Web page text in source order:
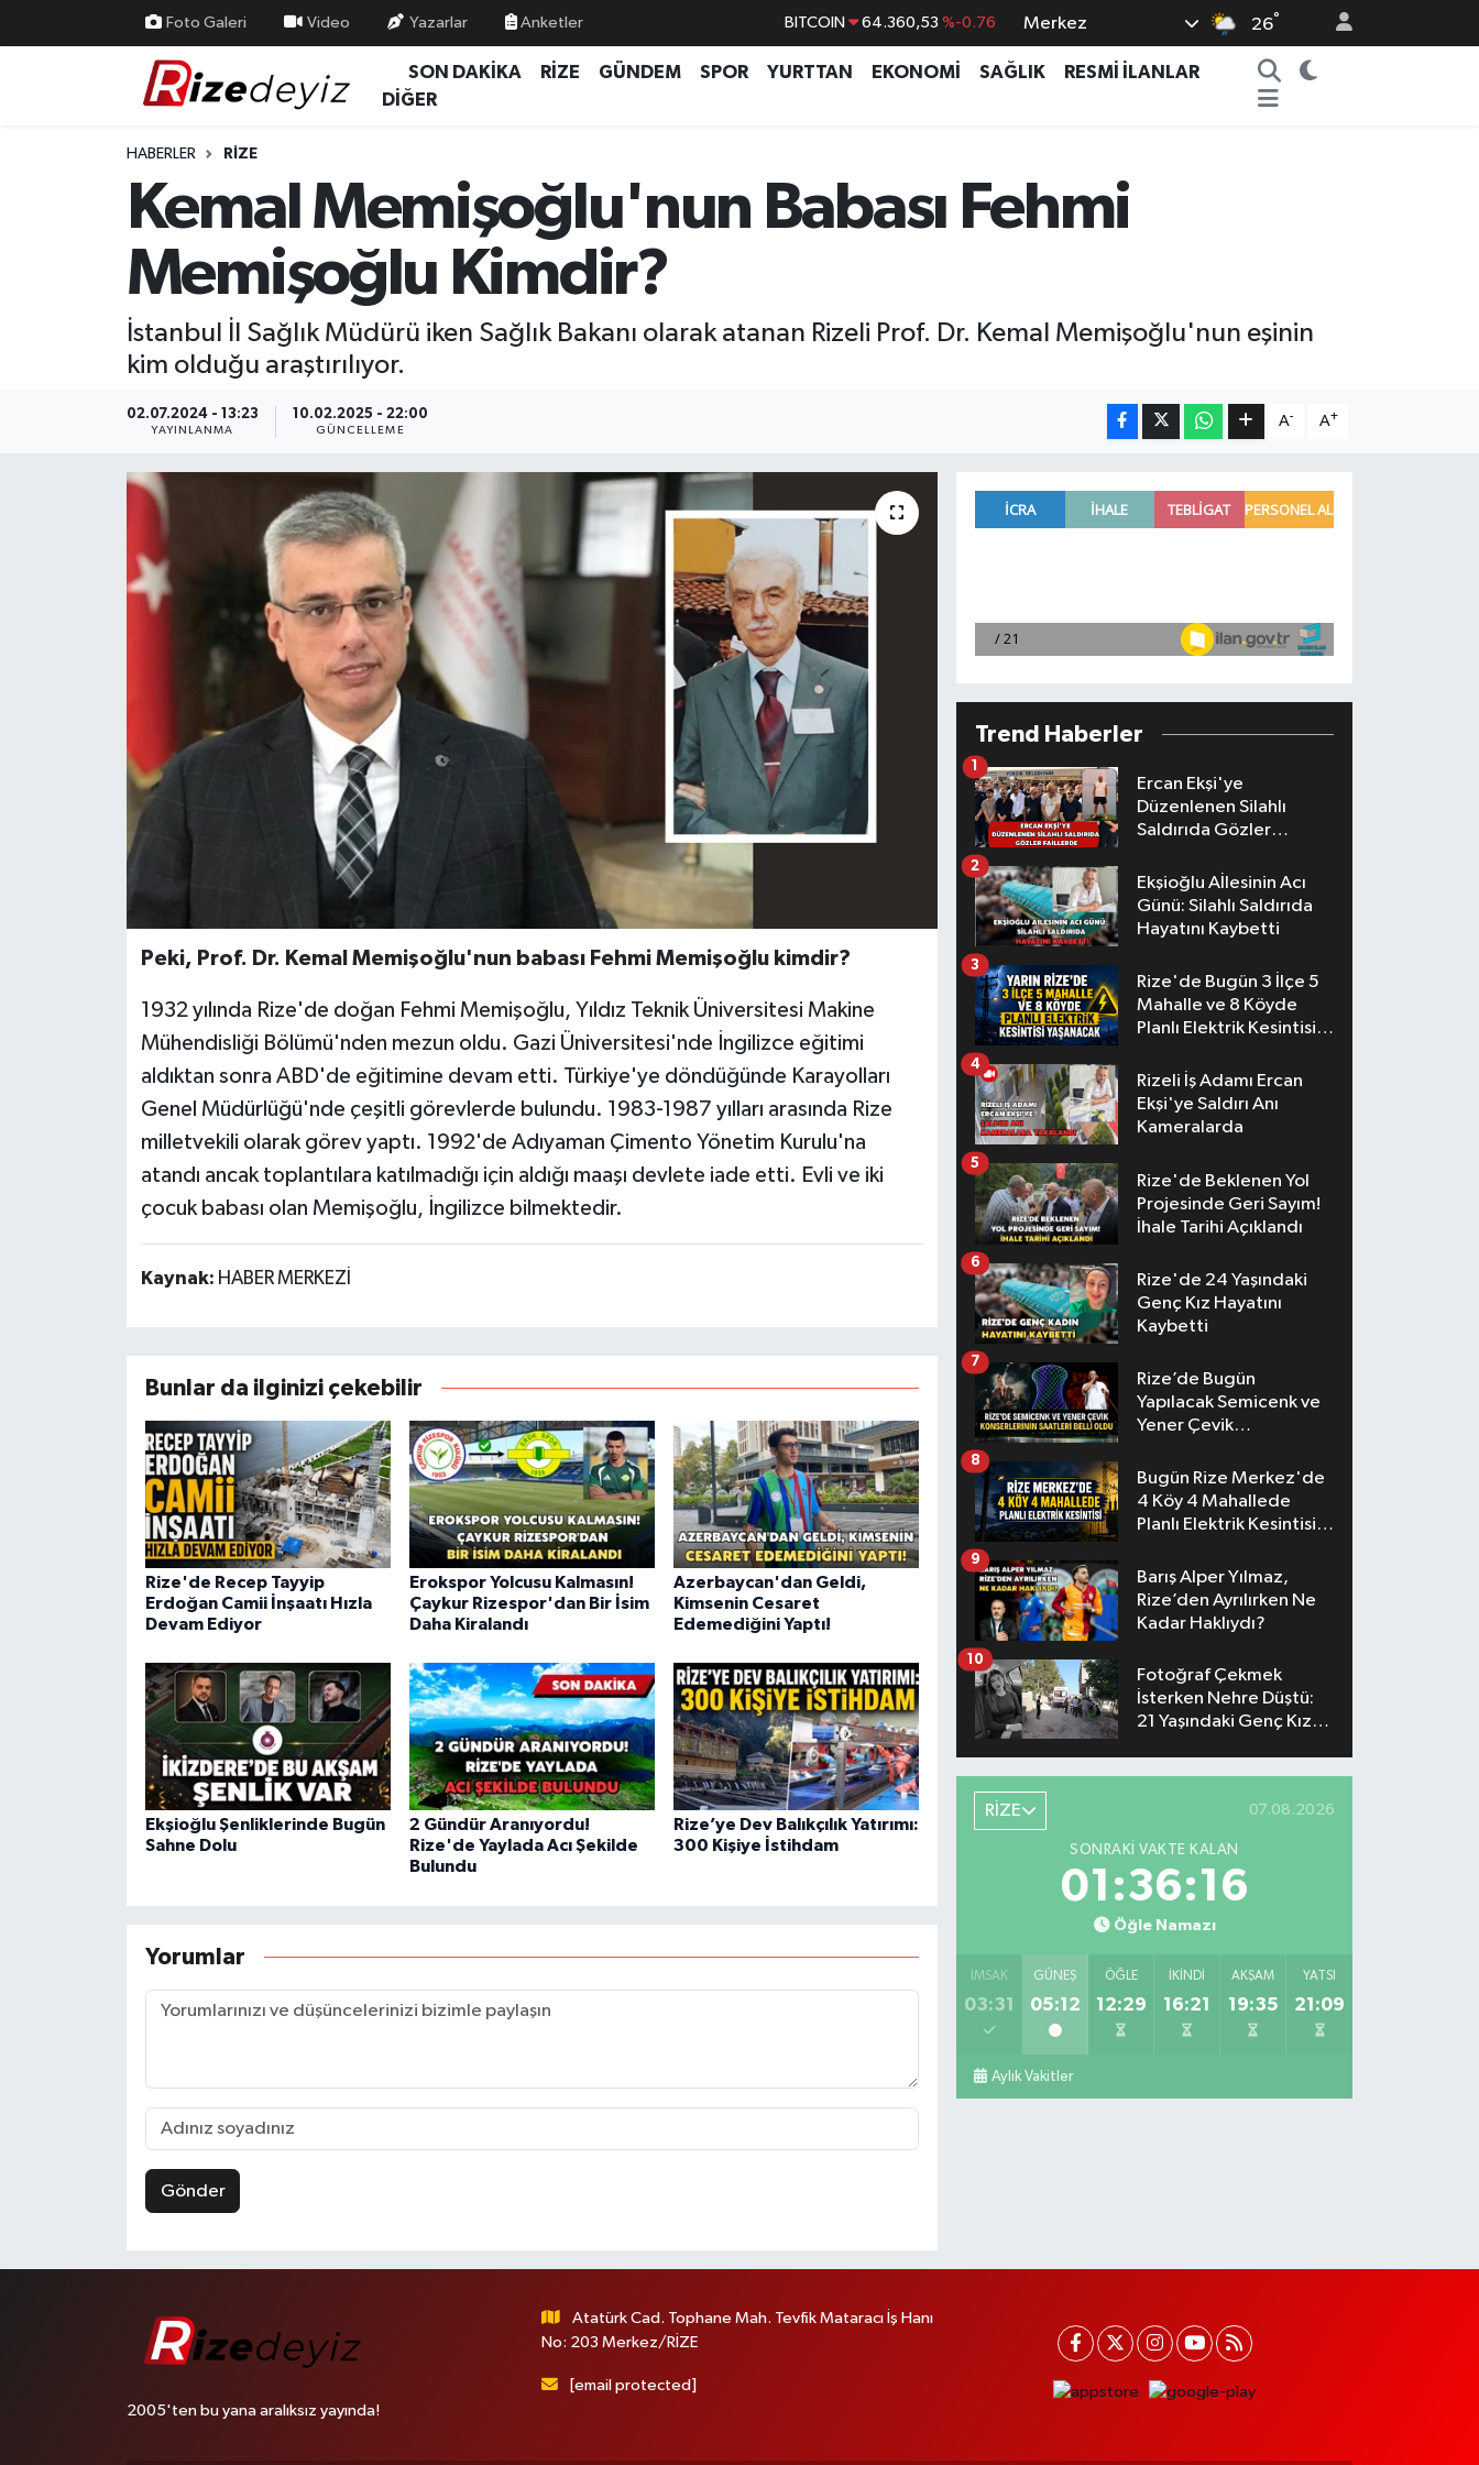
Foto Galeri Video Yazarlar Anketler BITCOIN 64.360,53 %-0.76
DOLAR 47,7069 %0.17
GRAM ALTIN %1.44
BİST100 13.887 %64
Merkez 26°
SON DAKİKA RİZE GÜNDEM SPOR YURTTAN EKONOMİ SAĞLIK
RESMİ İLANLAR
DİĞER
HABERLER RIZE
Kemal Memişoğlu'nun Babası Fehmi
Memişoğlu Kimdir?
İstanbul İl Sağlık Müdürü iken Sağlık Bakanı olarak atanan Rizeli Prof. Dr. Kemal Memişoğlu'nun eşinin
kim olduğu araştırılıyor.
02.07.2024 - 13:23
YAYINLANMA
10.02.2025 - 22:00
GÜNCELLEME
A- A+
Peki, Prof. Dr. Kemal Memişoğlu'nun babası Fehmi Memişoğlu kimdir?
1932 yılında Rize'de doğan Fehmi Memişoğlu, Yıldız Teknik Üniversitesi Makine
Mühendisliği Bölümü'nden mezun oldu. Gazi Üniversitesi'nde İngilizce eğitimi
aldıktan sonra ABD'de eğitimine devam etti. Türkiye'ye döndüğünde Karayolları
Genel Müdürlüğü'nde çeşitli görevlerde bulundu. 1983-1987 yılları arasında Rize
milletvekili olarak görev yaptı. 1992'de Adıyaman Çimento Yönetim Kurulu'na
atandı ancak toplantılara katılmadığı için aldığı maaşı devlete iade etti. Evli ve iki
çocuk babası olan Memişoğlu, İngilizce bilmektedir.
Kaynak: HABER MERKEZİ
Bunlar da ilginizi çekebilir
Rize'de Recep Tayyip
Erdoğan Camii İnşaatı Hızla
Devam Ediyor
Erokspor Yolcusu Kalmasın!
Çaykur Rizespor'dan Bir İsim
Daha Kiralandı
Azerbaycan'dan Geldi,
Kimsenin Cesaret
Edemediğini Yaptı!
Ekşioğlu Şenliklerinde Bugün
Sahne Dolu
2 Gündür Aranıyordu!
Rize'de Yaylada Acı Şekilde
Bulundu
Rize’ye Dev Balıkçılık Yatırımı:
300 Kişiye İstihdam
Yorumlar
Gönder
Trend Haberler
Ercan Ekşi'ye
Düzenlenen Silahlı
Saldırıda Gözler
1
Ekşioğlu Aİlesinin Acı
Günü: Silahlı Saldırıda
Hayatını Kaybetti
2
Rize'de Bugün 3 İlçe 5
Mahalle ve 8 Köyde
Planlı Elektrik Kesintisi
3
Rizeli İş Adamı Ercan
Ekşi'ye Saldırı Anı
Kameralarda
4
Rize'de Beklenen Yol
Projesinde Geri Sayım!
İhale Tarihi Açıklandı
5
Rize'de 24 Yaşındaki
Genç Kız Hayatını
Kaybetti
6
Rize’de Bugün
Yapılacak Semicenk ve
Yener Çevik
Belli Oldu
7
Bugün Rize Merkez'de
4 Köy 4 Mahallede
Planlı Elektrik Kesintisi
8
Barış Alper Yılmaz,
Rize’den Ayrılırken Ne
Kadar Haklıydı?
9
Fotoğraf Çekmek
İsterken Nehre Düştü:
21 Yaşındaki Genç Kız
10
RİZE 07.08.2026
SONRAKI VAKTE KALAN
01:36:16
Öğle Namazı
İMSAK
03:31
GÜNEŞ
05:12
ÖĞLE
12:29
İKINDI
16:21
AKŞAM
19:35
YATSI
21:09
Aylık Vakitler
2005'ten bu yana aralıksız yayında!
Atatürk Cad. Tophane Mah. Tevfik Mataracı İş Hanı
No: 203 Merkez/RİZE
[email protected]
Yurttan Haberler
Ekonomi
Rize Nöbetçi Eczaneler
Rize Trafik Yoğunluk Haritası
Süper Lig Puan Durumu ve Fikstür
Son Dakika Haberleri
Haber Arşivi